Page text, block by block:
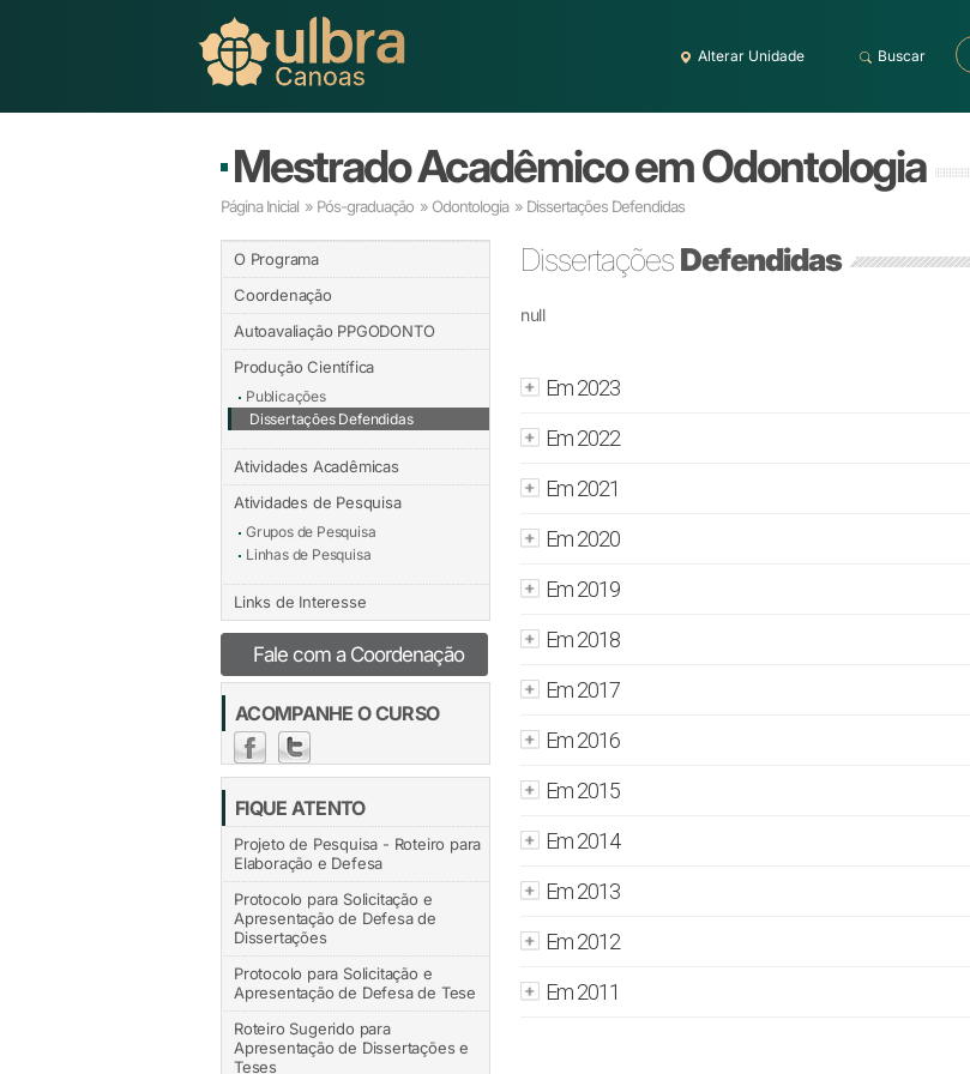
Alterar Unidade Buscar
Mestrado Acadêmico em Odontologia
Página Inicial » Pós-graduação » Odontologia » Dissertações Defendidas
O Programa
Coordenação
Autoavaliação PPGODONTO
Produção Científica
Publicações
Dissertações Defendidas
Atividades Acadêmicas
Atividades de Pesquisa
Grupos de Pesquisa
Linhas de Pesquisa
Links de Interesse
Fale com a Coordenação
ACOMPANHE O CURSO
FIQUE ATENTO
Projeto de Pesquisa - Roteiro para
Elaboração e Defesa
Protocolo para Solicitação e
Apresentação de Defesa de
Dissertações
Protocolo para Solicitação e
Apresentação de Defesa de Tese
Roteiro Sugerido para
Apresentação de Dissertações e
Teses
DissertaçõesDefendidas
null
Em 2023
Em 2022
Em 2021
Em 2020
Em 2019
Em 2018
Em 2017
Em 2016
Em 2015
Em 2014
Em 2013
Em 2012
Em 2011